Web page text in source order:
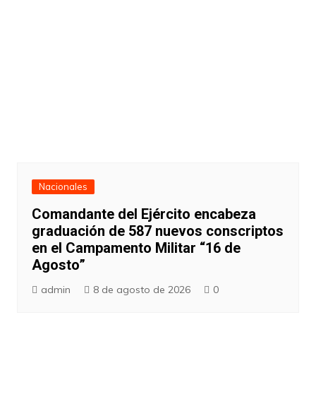
Nacionales
Comandante del Ejército encabeza
graduación de 587 nuevos conscriptos
en el Campamento Militar “16 de
Agosto”
admin 8 de agosto de 2026 0